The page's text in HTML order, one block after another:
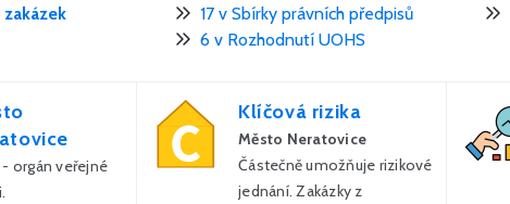
17 v Sbírky právních předpisů
6 v Rozhodnutí UOHS
- orgán veřejné
Klíčová rizika
Město Neratovice
Částečně umožňuje rizikové
jednání. Zakázky z